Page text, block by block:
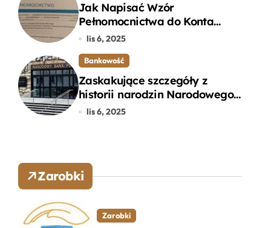
Jak Napisać Wzór
Pełnomocnictwa do Konta
Bankowego – Praktyczny
lis 6, 2025
Bankowość
Zaskakujące szczegóły z
historii narodzin Narodowego
Banku Polskiego, o których
lis 6, 2025
Zarobki
Zarobki